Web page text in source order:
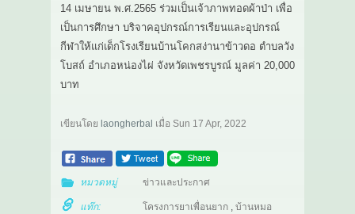
14 เมษายน พ.ศ.2565 ร่วมเป็นเจ้าภาพทอดผ้าป่า เพื่อ
เป็นการศึกษา บริจาคอุปกรณ์การเรียนและอุปกรณ์
กีฬาให้แก่เด็กโรงเรียนบ้านโคกสง่านาข้าวดอ ตำบลวัง
โบสถ์ อำเภอหน่องไผ่ จังหวัดเพชรบูรณ์ มูลค่า 20,000
บาท
เขียนโดย laongherbal เมื่อ Sun 17 Apr, 2022
หมวดหมู่ ข่าวและประกาศ
แท๊ก: โครงการยาเพื่อนยาก, บ้านหมอ